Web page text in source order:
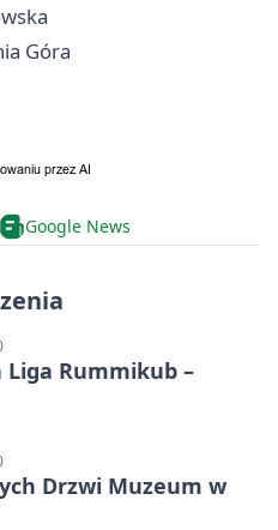
Góra
Google News
Liga Rummikub –
Drzwi Muzeum w